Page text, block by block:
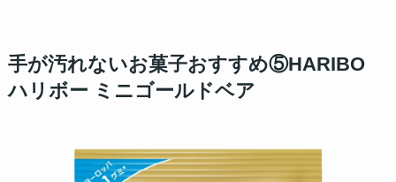
手が汚れないお菓子おすすめ⑤HARIBO
ハリボー ミニゴールドベア